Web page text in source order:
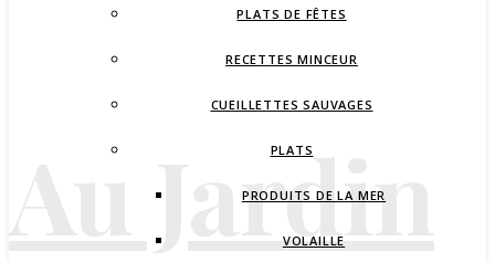
Au Jardin
PLATS DE FÊTES
RECETTES MINCEUR
CUEILLETTES SAUVAGES
PLATS
PRODUITS DE LA MER
VOLAILLE